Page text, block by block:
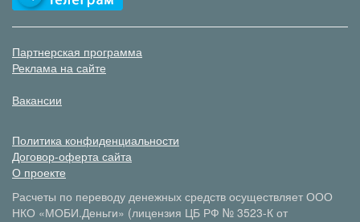
Партнерская программа
Реклама на сайте
Вакансии
Политика конфиденциальности
Договор-оферта сайта
О проекте
Расчеты по переводу денежных средств осуществляет ООО
НКО «МОБИ.Деньги» (лицензия ЦБ РФ № 3523-К от